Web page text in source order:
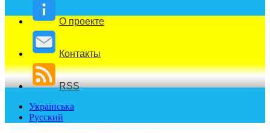
О проекте
Контакты
RSS
Українська
Русский